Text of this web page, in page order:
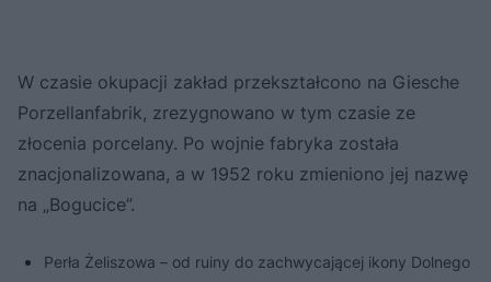
W czasie okupacji zakład przekształcono na Giesche
Porzellanfabrik, zrezygnowano w tym czasie ze
złocenia porcelany. Po wojnie fabryka została
znacjonalizowana, a w 1952 roku zmieniono jej nazwę
na „Bogucice”.
Perła Żeliszowa – od ruiny do zachwycającej ikony Dolnego